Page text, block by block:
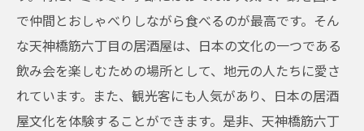
で仲間とおしゃべりしながら食べるのが最高です。そん
な天神橋筋六丁目の居酒屋は、日本の文化の一つである
飲み会を楽しむための場所として、地元の人たちに愛さ
れています。また、観光客にも人気があり、日本の居酒
屋文化を体験することができます。是非、天神橋筋六丁